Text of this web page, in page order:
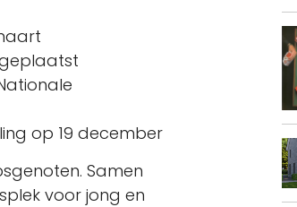
geplaatst
op 19 december
Samen
voor jong en